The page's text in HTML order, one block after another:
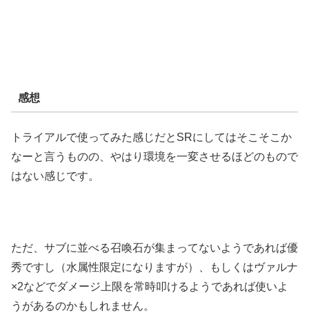
感想
トライアルで使ってみた感じだとSRにしてはそこそこか
なーと言うものの、やはり環境を一変させるほどのもので
はない感じです。
ただ、サブに並べる召喚石が集まってないようであれば優
秀ですし（水属性限定になりますが）、もしくはヴァルナ
×2などでダメージ上限を常時叩けるようであれば使いよ
うがあるのかもしれません。